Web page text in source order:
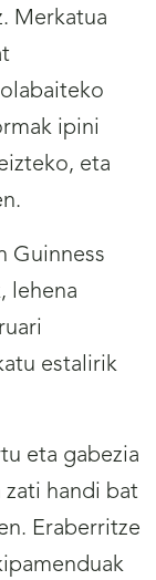
Merkatua
ipini
eta
Guinness
lehena
estalirik
eta gabezia
zati handi bat
Eraberritze